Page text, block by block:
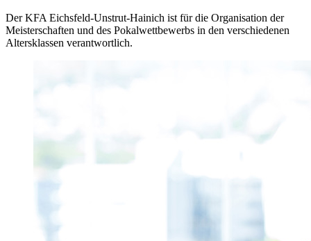
Der KFA Eichsfeld-Unstrut-Hainich ist für die Organisation der
Meisterschaften und des Pokalwettbewerbs in den verschiedenen
Altersklassen verantwortlich.